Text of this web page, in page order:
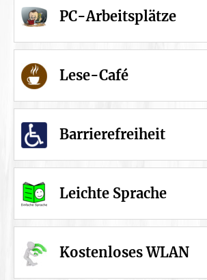
PC-Arbeitsplätze
Lese-Café
Barrierefreiheit
Leichte Sprache
Kostenloses WLAN